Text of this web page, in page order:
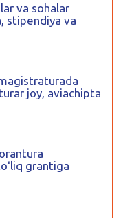
va sohalar
stipendiya va
joy, aviachipta
grantiga